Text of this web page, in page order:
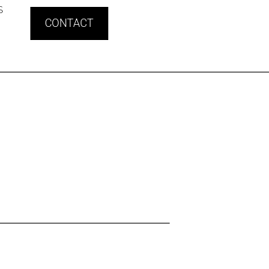
CONTACT